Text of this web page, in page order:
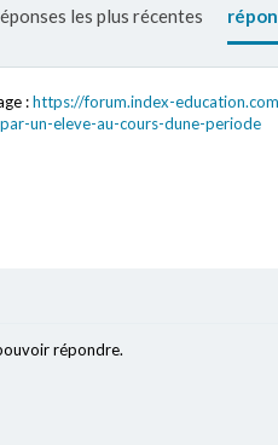
les plus récentes
:https://forum.index-
un-eleve-au-cours-dune-periode
répondre.